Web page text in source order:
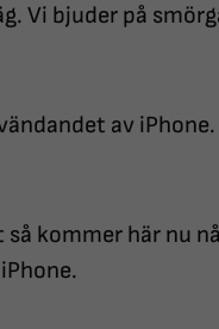
Vi bjuder på
av iPhone.
kommer här nu